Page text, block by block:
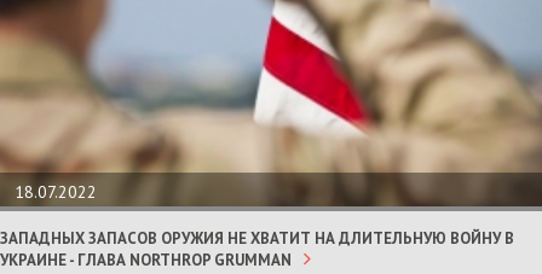
18.07.2022
ЗАПАДНЫХ ЗАПАСОВ ОРУЖИЯ НЕ ХВАТИТ НА ДЛИТЕЛЬНУЮ ВОЙНУ В
УКРАИНЕ - ГЛАВА NORTHROP GRUMMAN